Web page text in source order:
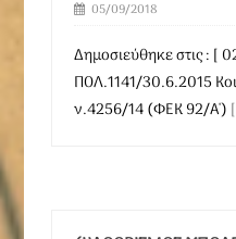
05/09/2018
Δημοσιεύθηκε στις : [
ΠΟΛ.1141/30.6.2015
ν.4256/14 (ΦΕΚ 92/Α')